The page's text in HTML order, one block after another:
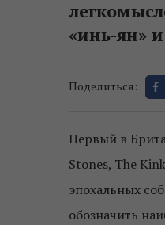
«инь-ян»
Поделиться:
Первый в
Stones, The
эпохальных
обозначить